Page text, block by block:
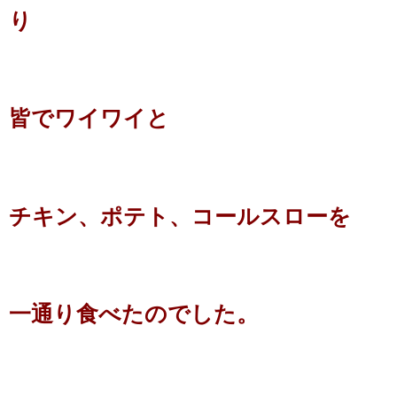
り
皆でワイワイと
チキン、ポテト、コールスローを
一通り食べたのでした。